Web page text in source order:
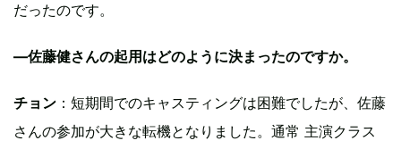
だったのです。
—佐藤健さんの起用はどのように決まったのですか。
チョン ：短期間でのキャスティングは困難でしたが、佐藤
さんの参加が大きな転機となりました。通常 主演クラス